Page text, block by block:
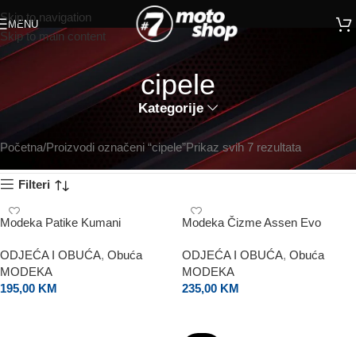
Skip to navigation
Skip to main content
MENU
cipele
Kategorije
Početna Proizvodi označeni “cipele”Prikaz svih 7 rezultata
Filteri
Modeka Patike Kumani
ODJEĆA I OBUĆA, Obuća
MODEKA
195,00 KM
Modeka Čizme Assen Evo
ODJEĆA I OBUĆA, Obuća
MODEKA
235,00 KM